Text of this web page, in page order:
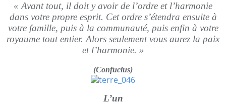
« Avant tout, il doit y avoir de l’ordre et l’harmonie
dans votre propre esprit. Cet ordre s’étendra ensuite à
votre famille, puis à la communauté, puis enfin à votre
royaume tout entier. Alors seulement vous aurez la paix
et l’harmonie. »
(Confucius)
L’un